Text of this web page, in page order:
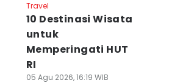
Travel
10 Destinasi Wisata
untuk
Memperingati HUT
RI
05 Agu 2026, 16:19 WIB